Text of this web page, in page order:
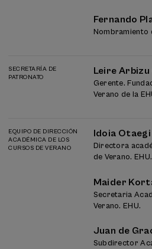
Fernando
Nombramiento
SECRETARÍA DE
PATRONATO
Leire
Gerente.
Verano de la
EQUIPO DE DIRECCIÓN
ACADÉMICA DE LOS
CURSOS DE VERANO
Idoia
Directora
de Verano. EHU.
Maider
Secretaria
Verano. EHU.
Juan de
Subdirector